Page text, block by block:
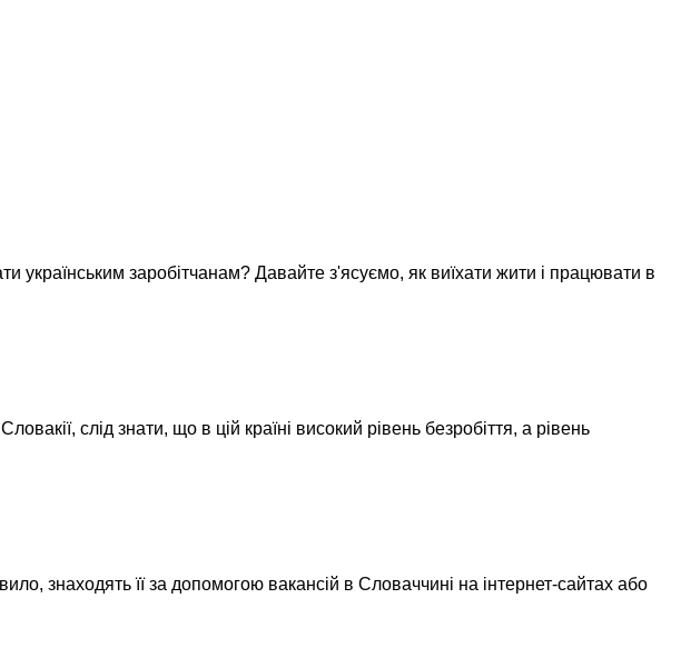
українським заробітчанам? Давайте з'ясуємо, як виїхати жити і працювати в
слід знати, що в цій країні високий рівень безробіття, а рівень
знаходять її за допомогою вакансій в Словаччині на інтернет-сайтах або